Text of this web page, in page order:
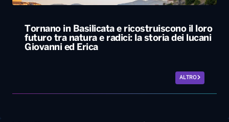
Tornano in Basilicata e ricostruiscono il loro
futuro tra natura e radici: la storia dei lucani
Giovanni ed Erica
ALTRO